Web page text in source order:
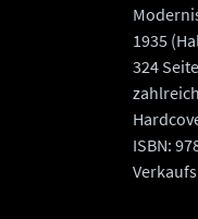
1935
324
ISBN: